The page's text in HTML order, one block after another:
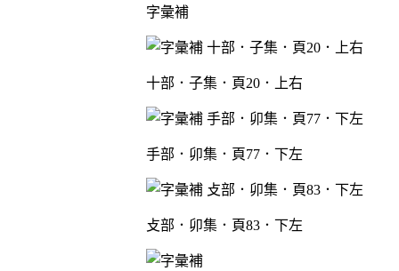
字彙補
十部．子集．頁20．上右
手部．卯集．頁77．下左
攴部．卯集．頁83．下左